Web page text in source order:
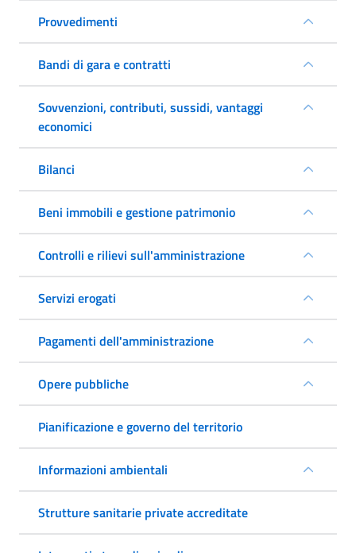
Provvedimenti
Bandi di gara e contratti
Sovvenzioni, contributi, sussidi, vantaggi
economici
Bilanci
Beni immobili e gestione patrimonio
Controlli e rilievi sull'amministrazione
Servizi erogati
Pagamenti dell'amministrazione
Opere pubbliche
Pianificazione e governo del territorio
Informazioni ambientali
Strutture sanitarie private accreditate